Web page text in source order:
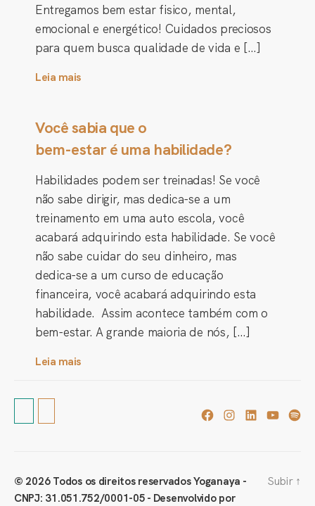
Entregamos bem estar fisico, mental,
emocional e energético! Cuidados preciosos
para quem busca qualidade de vida e […]
Leia mais
Você sabia que o
bem-estar é uma habilidade?
Habilidades podem ser treinadas! Se você
não sabe dirigir, mas dedica-se a um
treinamento em uma auto escola, você
acabará adquirindo esta habilidade. Se você
não sabe cuidar do seu dinheiro, mas
dedica-se a um curso de educação
financeira, você acabará adquirindo esta
habilidade. Assim acontece também com o
bem-estar. A grande maioria de nós, […]
Leia mais
Facebook
Instagram
Linkedin
© 2026 Todos os direitos reservados Yoganaya -
CNPJ: 31.051.752/0001-05 - Desenvolvido por
Subir ↑